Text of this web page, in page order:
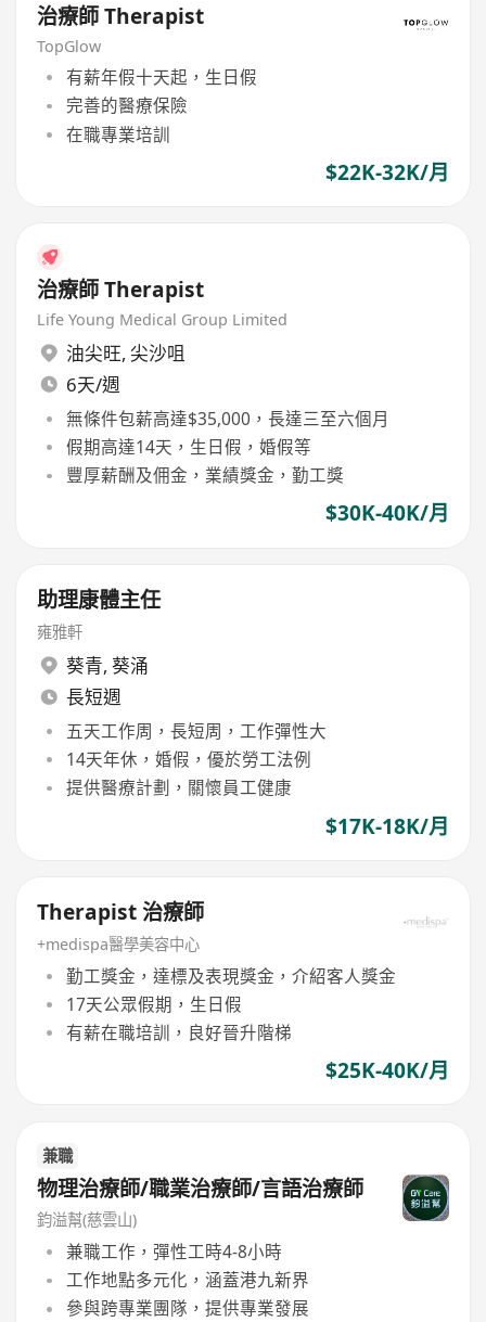
治療師 Therapist
TopGlow
有薪年假十天起，生日假
完善的醫療保險
在職專業培訓
$22K-32K/月
治療師 Therapist
Life Young Medical Group Limited
油尖旺, 尖沙咀
6天/週
無條件包薪高達$35,000，長達三至六個月
假期高達14天，生日假，婚假等
豐厚薪酬及佣金，業績獎金，勤工獎
$30K-40K/月
助理康體主任
雍雅軒
葵青, 葵涌
長短週
五天工作周，長短周，工作彈性大
14天年休，婚假，優於勞工法例
提供醫療計劃，關懷員工健康
$17K-18K/月
Therapist 治療師
+medispa醫學美容中心
勤工獎金，達標及表現獎金，介紹客人獎金
17天公眾假期，生日假
有薪在職培訓，良好晉升階梯
$25K-40K/月
兼職
物理治療師/職業治療師/言語治療師
鈞溢幫(慈雲山)
兼職工作，彈性工時4-8小時
工作地點多元化，涵蓋港九新界
參與跨專業團隊，提供專業發展